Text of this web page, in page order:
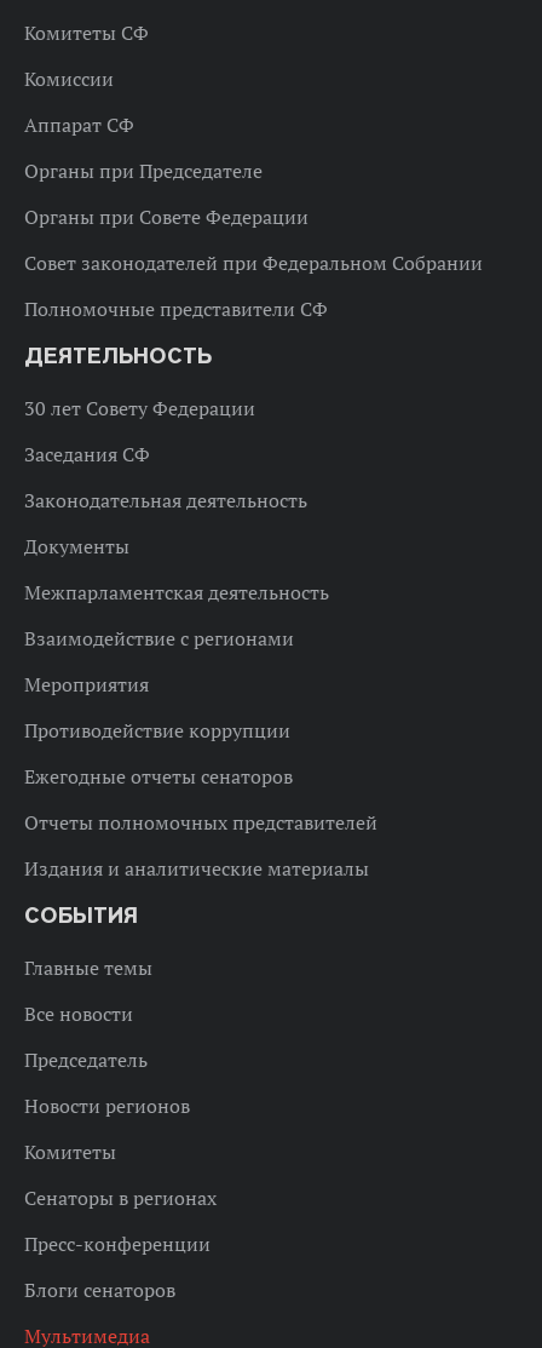
Комитеты СФ
Комиссии
Аппарат СФ
Органы при Председателе
Органы при Совете Федерации
Совет законодателей при Федеральном Собрании
Полномочные представители СФ
ДЕЯТЕЛЬНОСТЬ
30 лет Совету Федерации
Заседания СФ
Законодательная деятельность
Документы
Межпарламентская деятельность
Взаимодействие с регионами
Мероприятия
Противодействие коррупции
Ежегодные отчеты сенаторов
Отчеты полномочных представителей
Издания и аналитические материалы
СОБЫТИЯ
Главные темы
Все новости
Председатель
Новости регионов
Комитеты
Сенаторы в регионах
Пресс-конференции
Блоги сенаторов
Мультимедиа